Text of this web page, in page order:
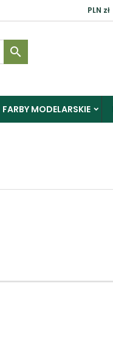
PLN zł

FARBY MODELARSKIE
Zaloguj